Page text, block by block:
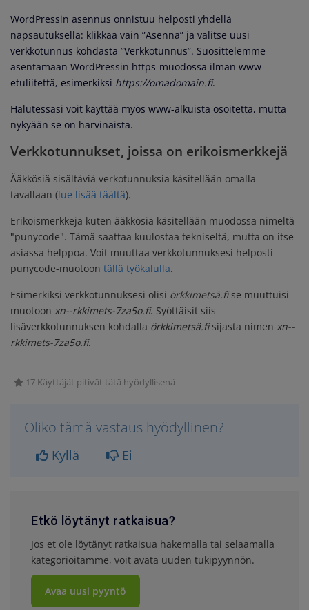
WordPressin asennus onnistuu helposti yhdellä
napsautuksella: klikkaa vain ”Asenna” ja valitse uusi
verkkotunnus kohdasta ”Verkkotunnus”. Suosittelemme
asentamaan WordPressin https-muodossa ilman www-
etuliitettä, esimerkiksi https://omadomain.fi.
Halutessasi voit käyttää myös www-alkuista osoitetta, mutta
nykyään se on harvinaista.
Verkkotunnukset, joissa on erikoismerkkejä
Ääkkösiä sisältäviä verkotunnuksia käsitellään omalla
tavallaan (lue lisää täältä).
Erikoismerkkejä kuten ääkkösiä käsitellään muodossa nimeltä
"punycode". Tämä saattaa kuulostaa tekniseltä, mutta on itse
asiassa helppoa. Voit muuttaa verkkotunnuksesi helposti
punycode-muotoon tällä työkalulla.
Esimerkiksi verkkotunnuksesi olisi örkkimetsä.fise muuttuisi
muotoon xn--rkkimets-7za5o.fi. Syöttäisit siis
lisäverkkotunnuksen kohdalla örkkimetsä.fisijasta nimen xn--
rkkimets-7za5o.fi.
17 Käyttäjät pitivät tätä hyödyllisenä
Oliko tämä vastaus hyödyllinen?
Kyllä Ei
Etkö löytänyt ratkaisua?
Jos et ole löytänyt ratkaisua hakemalla tai selaamalla
kategorioitamme, voit avata uuden tukipyynnön.
Avaa uusi pyyntö